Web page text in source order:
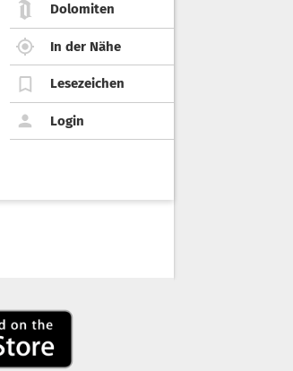
Dolomiten
In der Nähe
Lesezeichen
Login